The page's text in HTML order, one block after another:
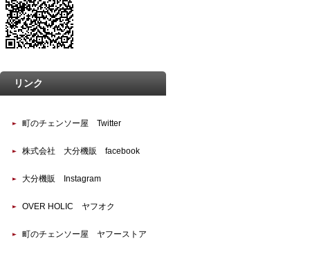
リンク
町のチェンソー屋 Twitter
株式会社 大分機販 facebook
大分機販 Instagram
OVER HOLIC ヤフオク
町のチェンソー屋 ヤフーストア